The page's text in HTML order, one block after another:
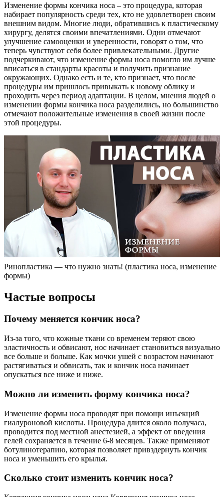
Изменение формы кончика носа – это процедура, которая
набирает популярность среди тех, кто не удовлетворен своим
внешним видом. Многие люди, обратившись к пластическому
хирургу, делятся своими впечатлениями. Одни отмечают
улучшение самооценки и уверенности, говорят о том, что
теперь чувствуют себя более привлекательными. Другие
подчеркивают, что изменение формы носа помогло им лучше
вписаться в стандарты красоты и получить признание
окружающих. Однако есть и те, кто признает, что после
процедуры им пришлось привыкать к новому облику и
проходить через период адаптации. В целом, мнения людей о
изменении формы кончика носа разделились, но большинство
отмечают положительные изменения в своей жизни после
этой процедуры.
Ринопластика — что нужно знать! (пластика носа, изменение
формы)
Частые вопросы
Почему меняется кончик носа?
Из-за того, что кожные ткани со временем теряют свою
эластичность и обвисают, нос начинает становиться визуально
все больше и больше. Как мочки ушей с возрастом начинают
растягиваться и обвисать, так и кончик носа начинает
опускаться все ниже и ниже.
Можно ли изменить форму кончика носа?
Изменение формы носа проводят при помощи инъекций
гиалуроновой кислоты. Процедура длится около получаса,
проводится под местной анестезией, а эффект от введения
гелей сохраняется в течение 6-8 месяцев. Также применяют
ботулинотерапию, которая позволяет привздернуть кончик
носа и уменьшить его крылья.
Сколько стоит изменить кончик носа?